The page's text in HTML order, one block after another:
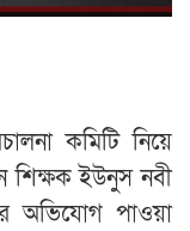
কমিটি নিয়ে
শিক্ষক ইউনুস নবী
অভিযোগ পাওয়া